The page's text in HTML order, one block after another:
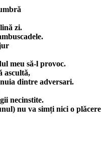
zi.
meu să-l provoc.
ascultă,
dintre adversari.
necinstite.
nu va simți nici o plăcere